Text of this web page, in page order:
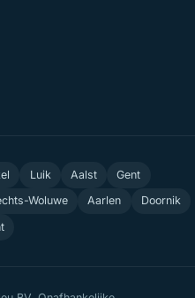
Luik Aalst
Gent
Woluwe Aarlen
Doornik